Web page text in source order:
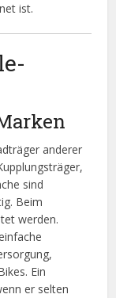
ist.
anderer
sind
Beim
werden.
Ein
er selten